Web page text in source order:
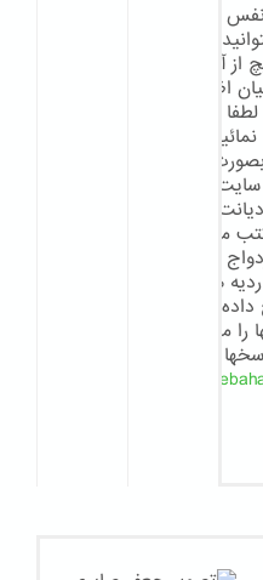
شما قابل
در مورد
آن
اظهار نظر
کمی درباره
و در
مستند
دهها
بهائی را
مقدسه قبل
با محارم و
ها نوشته
شده .
میتوانید در
بخوانید
http://